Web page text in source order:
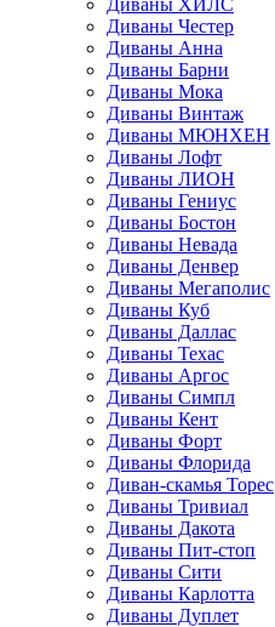
Диваны ХИЛС
Диваны Честер
Диваны Анна
Диваны Барни
Диваны Мока
Диваны Винтаж
Диваны МЮНХЕН
Диваны Лофт
Диваны ЛИОН
Диваны Гениус
Диваны Бостон
Диваны Невада
Диваны Денвер
Диваны Мегаполис
Диваны Куб
Диваны Даллас
Диваны Техас
Диваны Аргос
Диваны Симпл
Диваны Кент
Диваны Форт
Диваны Флорида
Диван-скамья Торес
Диваны Тривиал
Диваны Дакота
Диваны Пит-стоп
Диваны Сити
Диваны Карлотта
Диваны Дуплет